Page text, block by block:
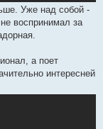
Уже над собой -
воспринимал за
а поет
интересней